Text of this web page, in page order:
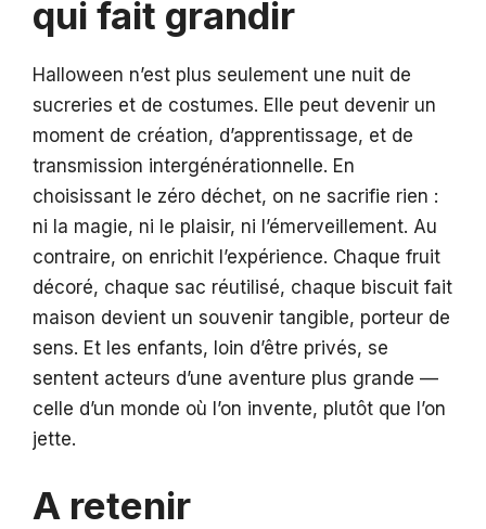
qui fait grandir
Halloween n’est plus seulement une nuit de
sucreries et de costumes. Elle peut devenir un
moment de création, d’apprentissage, et de
transmission intergénérationnelle. En
choisissant le zéro déchet, on ne sacrifie rien :
ni la magie, ni le plaisir, ni l’émerveillement. Au
contraire, on enrichit l’expérience. Chaque fruit
décoré, chaque sac réutilisé, chaque biscuit fait
maison devient un souvenir tangible, porteur de
sens. Et les enfants, loin d’être privés, se
sentent acteurs d’une aventure plus grande —
celle d’un monde où l’on invente, plutôt que l’on
jette.
A retenir